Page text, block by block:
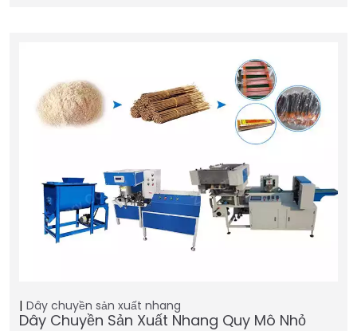
Dây chuyền sản xuất nhang
Dây Chuyền Sản Xuất Nhang Quy Mô Nhỏ